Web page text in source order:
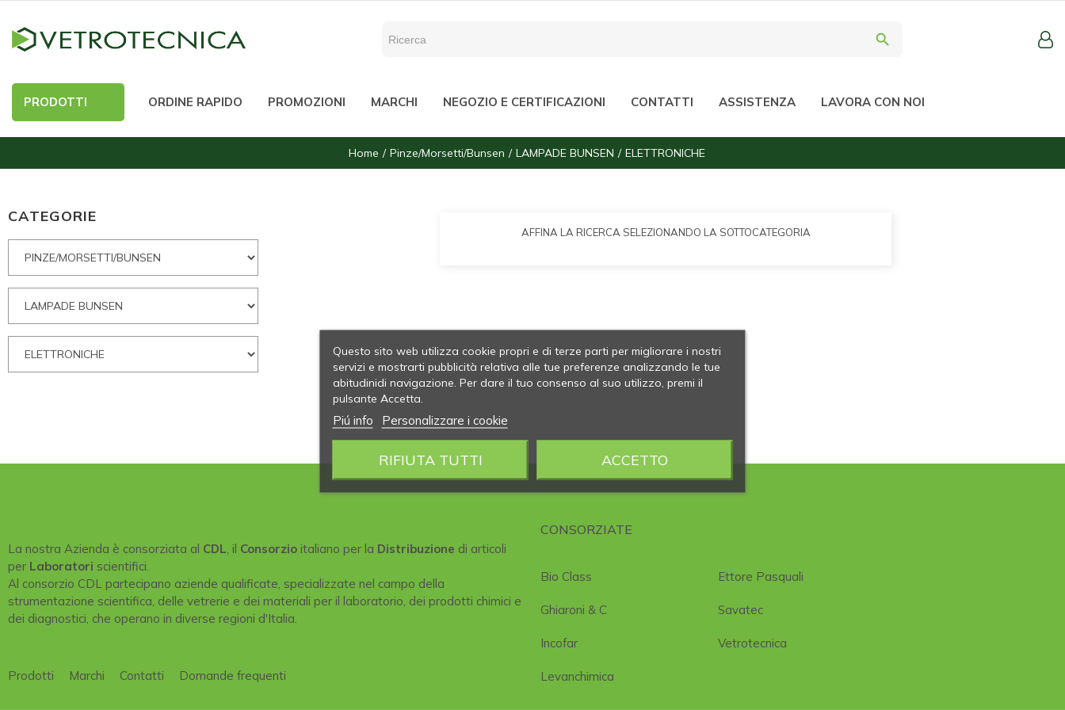
search
PRODOTTI ORDINE RAPIDO PROMOZIONI MARCHI NEGOZIO E CERTIFICAZIONI CONTATTI ASSISTENZA LAVORA CON NOI
Home Pinze/Morsetti/Bunsen LAMPADE BUNSEN ELETTRONICHE
CATEGORIE
AFFINA LA RICERCA SELEZIONANDO LA SOTTOCATEGORIA
La nostra Azienda è consorziata al CDL, il Consorzio italiano per la Distribuzione di articoli
per Laboratori scientifici.
Al consorzio CDL partecipano aziende qualificate, specializzate nel campo della
strumentazione scientifica, delle vetrerie e dei materiali per il laboratorio, dei prodotti chimici e
dei diagnostici, che operano in diverse regioni d'Italia.
Prodotti Marchi Contatti Domande frequenti
CONSORZIATE
Bio Class
Ghiaroni & C
Incofar
Levanchimica
Ettore Pasquali
Savatec
Vetrotecnica
Questo sito web utilizza cookie propri e di terze parti per migliorare i nostri
servizi e mostrarti pubblicità relativa alle tue preferenze analizzando le tue
abitudinidi navigazione. Per dare il tuo consenso al suo utilizzo, premi il
pulsante Accetta.
Piú info Personalizzare i cookie
RIFIUTA TUTTI ACCETTO